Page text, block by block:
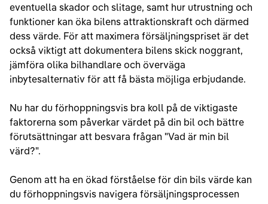
eventuella skador och slitage, samt hur utrustning och
funktioner kan öka bilens attraktionskraft och därmed
dess värde. För att maximera försäljningspriset är det
också viktigt att dokumentera bilens skick noggrant,
jämföra olika bilhandlare och överväga
inbytesalternativ för att få bästa möjliga erbjudande.
Nu har du förhoppningsvis bra koll på de viktigaste
faktorerna som påverkar värdet på din bil och bättre
förutsättningar att besvara frågan "Vad är min bil
värd?".
Genom att ha en ökad förståelse för din bils värde kan
du förhoppningsvis navigera försäljningsprocessen